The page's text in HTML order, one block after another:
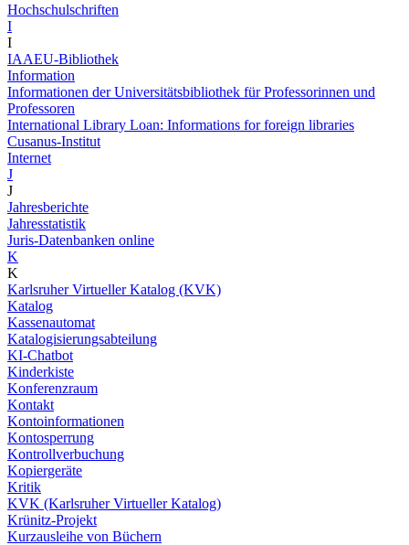
Hochschulschriften
I
I
IAAEU-Bibliothek
Information
Informationen der Universitätsbibliothek für Professorinnen und
Professoren
International Library Loan: Informations for foreign libraries
Cusanus-Institut
Internet
J
J
Jahresberichte
Jahresstatistik
Juris-Datenbanken online
K
K
Karlsruher Virtueller Katalog (KVK)
Katalog
Kassenautomat
Katalogisierungsabteilung
KI-Chatbot
Kinderkiste
Konferenzraum
Kontakt
Kontoinformationen
Kontosperrung
Kontrollverbuchung
Kopiergeräte
Kritik
KVK (Karlsruher Virtueller Katalog)
Krünitz-Projekt
Kurzausleihe von Büchern